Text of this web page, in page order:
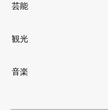
芸能
観光
音楽